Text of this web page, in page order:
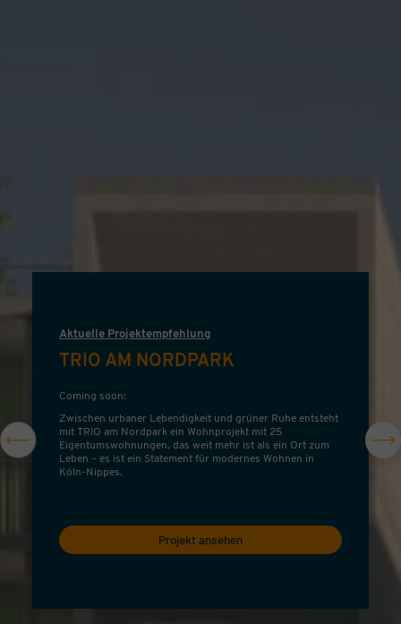
Aktuelle Projektempfehlung
TRIO AM NORDPARK
Coming soon:
Zwischen urbaner Lebendigkeit und grüner Ruhe entsteht
mit TRIO am Nordpark ein Wohnprojekt mit 25
Eigentumswohnungen, das weit mehr ist als ein Ort zum
Leben – es ist ein Statement für modernes Wohnen in
Köln-Nippes.
Projekt ansehen